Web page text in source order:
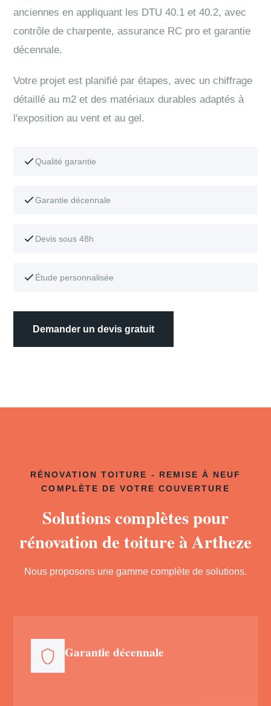
anciennes en appliquant les DTU 40.1 et 40.2, avec
contrôle de charpente, assurance RC pro et garantie
décennale.
Votre projet est planifié par étapes, avec un chiffrage
détaillé au m2 et des matériaux durables adaptés à
l'exposition au vent et au gel.
Qualité garantie
Garantie décennale
Devis sous 48h
Étude personnalisée
Demander un devis gratuit
RÉNOVATION TOITURE - REMISE À NEUF
COMPLÈTE DE VOTRE COUVERTURE
Solutions complètes pour
rénovation de toiture à Artheze
Nous proposons une gamme complète de solutions.
Garantie décennale